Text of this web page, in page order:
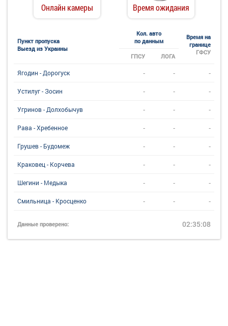
Онлайн камеры Время ожидания
Пункт пропуска
Выезд из Украины
Кол. авто
по данным
Время на
границе
ГФСУ
ГПСУ ЛОГА
Ягодин - Дорогуск - - -
Устилуг - Зосин - - -
Угринов - Долхобычув - - -
Рава - Хребенное - - -
Грушев - Будомеж - - -
Краковец - Корчева - - -
Шегини - Медыка - - -
Смильница - Кросценко - - -
Данные проверено: 02:35:08